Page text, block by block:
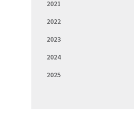
2021
2022
2023
2024
2025